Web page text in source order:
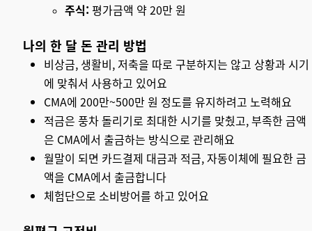
주식: 평가금액 약 20만 원
나의 한 달 돈 관리 방법
비상금, 생활비, 저축을 따로 구분하지는 않고 상황과 시기
에 맞춰서 사용하고 있어요
CMA에 200만~500만 원 정도를 유지하려고 노력해요
적금은 풍차 돌리기로 최대한 시기를 맞췄고, 부족한 금액
은 CMA에서 출금하는 방식으로 관리해요
월말이 되면 카드결제 대금과 적금, 자동이체에 필요한 금
액을 CMA에서 출금합니다
체험단으로 소비방어를 하고 있어요